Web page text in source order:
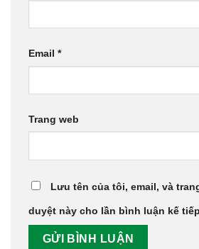
Email *
Trang web
Lưu tên của tôi, email, và
duyệt này cho lần bình luận kế